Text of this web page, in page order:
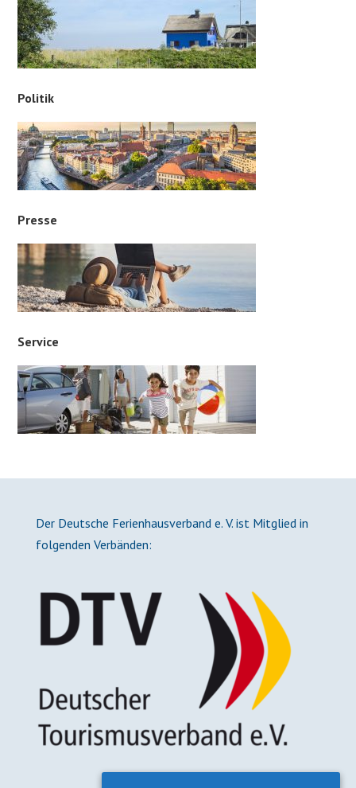
Politik
Presse
Service
Der Deutsche Ferienhausverband e. V. ist Mitglied in
folgenden Verbänden: